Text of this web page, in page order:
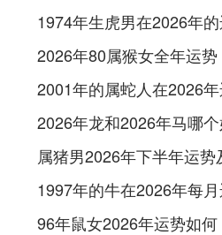
96年鼠女2026年运势如何